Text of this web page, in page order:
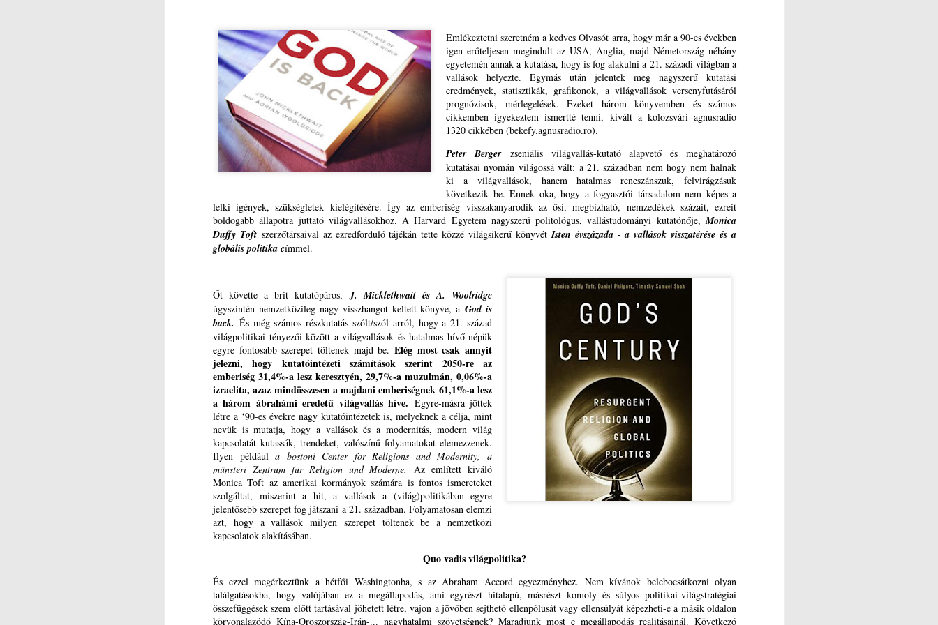
Emlékeztetni szeretném a kedves Olvasót arra, hogy már a 90-es években
igen erőteljesen megindult az USA, Anglia, majd Németország néhány
egyetemén annak a kutatása, hogy is fog alakulni a 21. századi világban a
vallások helyezte. Egymás után jelentek meg nagyszerű kutatási
eredmények, statisztikák, grafikonok, a világvallások versenyfutásáról
prognózisok, mérlegelések. Ezeket három könyvemben és számos
cikkemben igyekeztem ismertté tenni, kivált a kolozsvári agnusradio
1320 cikkében (bekefy.agnusradio.ro).
Peter Bergerzseniális világvallás-kutató alapvető és meghatározó
kutatásai nyomán világossá vált: a 21. században nem hogy nem halnak
ki a világvallások, hanem hatalmas reneszánszuk, felvirágzásuk
következik be. Ennek oka, hogy a fogyasztói társadalom nem képes a
lelki igények, szükségletek kielégítésére. Így az emberiség visszakanyarodik az ősi, megbízható, nemzedékek százait, ezreit
boldogabb állapotra juttató világvallásokhoz. A Harvard Egyetem nagyszerű politológus, vallástudományi kutatónője,Monica
Duffy Toftszerzőtársaival az ezredforduló tájékán tette közzé világsikerű könyvétIsten évszázada - a vallások visszatérése és a
globális politika címmel.
Őt követte a brit kutatópáros,J. Micklethwait és A. Woolridge
úgyszintén nemzetközileg nagy visszhangot keltett könyve, a God is
back. És még számos részkutatás szólt/szól arról, hogy a 21. század
világpolitikai tényezői között a világvallások és hatalmas hívő népük
egyre fontosabb szerepet töltenek majd be. Elég most csak annyit
jelezni, hogy kutatóintézeti számítások szerint 2050-re az
emberiség 31,4%-a lesz keresztyén, 29,7%-a muzulmán, 0,06%-a
izraelita, azaz mindösszesen a majdani emberiségnek 61,1%-a lesz
a három ábrahámi eredetű világvallás híve. Egyre-másra jöttek
létre a ‘90-es évekre nagy kutatóintézetek is, melyeknek a célja, mint
nevük is mutatja, hogy a vallások és a modernitás, modern világ
kapcsolatát kutassák, trendeket, valószínű folyamatokat elemezzenek.
Ilyen példáula bostoni Center for Religions and Modernity, a
münsteri Zentrum für Religion und Moderne.
Az említett kiváló
Monica Toft az amerikai kormányok számára is fontos ismereteket
szolgáltat, miszerint a hit, a vallások a (világ)politikában egyre
jelentősebb szerepet fog játszani a 21. században. Folyamatosan elemzi
azt, hogy a vallások milyen szerepet töltenek be a nemzetközi
kapcsolatok alakításában.
Quo vadis világpolitika?
És ezzel megérkeztünk a hétfői Washingtonba, s az Abraham Accord egyezményhez. Nem kívánok belebocsátkozni olyan
találgatásokba, hogy valójában ez a megállapodás, ami egyrészt hitalapú, másrészt komoly és súlyos politikai-világstratégiai
összefüggések szem előtt tartásával jöhetett létre, vajon a jövőben sejthető ellenpólusát vagy ellensúlyát képezheti-e a másik oldalon
körvonalazódó Kína-Oroszország-Irán-... nagyhatalmi szövetségnek? Maradjunk most e megállapodás realitásainál. Következő
Dr.
VASÁRNAP?
Hirdesd az igét, állj elő vele alkalmas és alkalmatlan időben,
ints, fedj, buzdíts teljes béketűréssel és tanítással
(2Tim 4,2)
Aki titeket hallgat, engem hallgat, és aki titeket megvet,
engem vet meg; és aki engem vet meg, azt veti meg,
(Luk 10,16)
Pannonicus Reformatus
igehirdetésért, prédikátorokért
Mikor van alkalom és idő a gyülekezetekben, az Ige
JUL
30
MIKOR LESZ AZ IGE EGYHÁZÁBAN PRÉDIKÁCIÓ
ÉS PRÉDIKÁTOR VASÁRNAP?
MIKOR LESZ AZ IGE EGYHÁZÁBAN PRÉDIKÁCIÓ ÉS PRÉDIKÁTOR
Hirdesd az igét, állj elő vele alkalmas és alkalmatlan időben,
ints, fedj, buzdíts teljes béketűréssel és tanítással
Aki titeket hallgat, engem hallgat, és aki titeket megvet,
engem vet meg; és aki engem vet meg, azt veti meg,
aki engem elküldött
(Luk 10,16)
Pannonicus Reformatus
Évente egy vasárnapon legyen könyörgés és hálaadás
igehirdetésért, prédikátorokért
Mikor van alkalom és idő a gyülekezetekben, az Ige
26
TESTVÉRI SZÓ TŐKÉS LÁSZLÓHOZ TUSVÁNYOSI
BESZÉDE ÉS A REFORMÁTUS EMLÉKEZET-
KULTÚRA KAPCSÁN
TESTVÉRI SZÓ TŐKÉS LÁSZLÓHOZ
TUSVÁNYOSI BESZÉDE ÉS A REFORMÁTUS
EMLÉKEZET-KULTÚRA KAPCSÁN
Főtiszteletű Püspök Úr!
Több évtizednyi levelezésünk megszakadása sem tud megakadályozni
abban, hogy elemző, történet-antropológiai, történetteológiai
magaslatokon megszólaló-megszólító tusványosi beszédére az
elismerés és a köszönet formális-udvarias szavain túl is ne reflektáljak.
JUL
25
MI A TEENDŐNK A HIT ÉS A MESTERSÉGES
INTELLIGENCIA ETIKUS VISZONYÁÉRT?
MI A TEENDŐNK A HIT ÉS A MESTERSÉGES INTELLIGENCIA
ETIKUS VISZONYÁÉRT?
„A technológia hálót sző,
a Szent Lélek azonban szabadságot ad.
Itt az idő, hogy uralkodjunk az eszközeink felett,
mielőtt azok uralkodnának rajtunk.”
JUL